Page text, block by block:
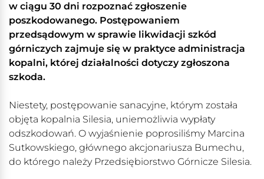
w ciągu 30 dni rozpoznać zgłoszenie
poszkodowanego. Postępowaniem
przedsądowym w sprawie likwidacji szkód
górniczych zajmuje się w praktyce administracja
kopalni, której działalności dotyczy zgłoszona
szkoda.
Niestety, postępowanie sanacyjne, którym została
objęta kopalnia Silesia, uniemożliwia wypłaty
odszkodowań. O wyjaśnienie poprosiliśmy Marcina
Sutkowskiego, głównego akcjonariusza Bumechu,
do którego należy Przedsiębiorstwo Górnicze Silesia.